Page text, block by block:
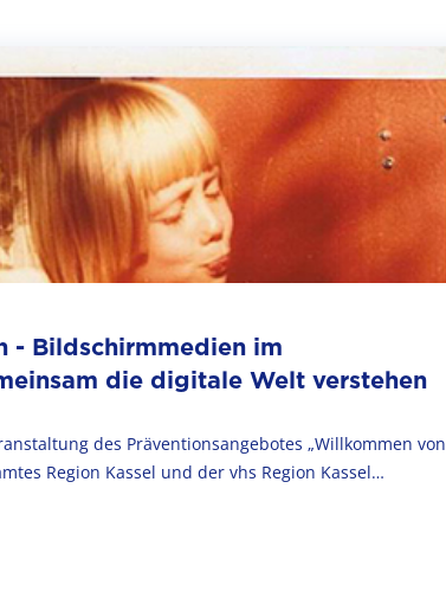
- Bildschirmmedien im
die digitale Welt verstehen
des Präventionsangebotes „Willkommen von
Region Kassel und der vhs Region Kassel…